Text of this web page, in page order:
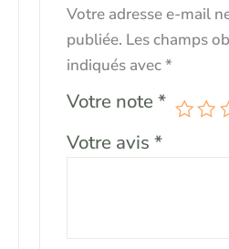
Votre adresse e-mail
publiée. Les champs
indiqués avec*
Votre note *
Votre avis *